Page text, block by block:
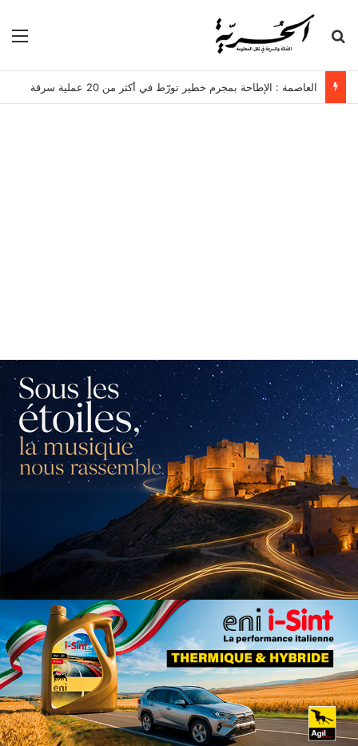
بحث عن
العاصمة : الإطاحة بمجرم خطير تورّط في أكثر من 20 عملية سرقة